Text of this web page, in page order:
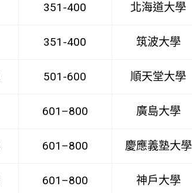
351-400 北海道大學
351-400 筑波大學
501-600 順天堂大學
601–800 廣島大學
601–800 慶應義塾大學
601–800 神戶大學